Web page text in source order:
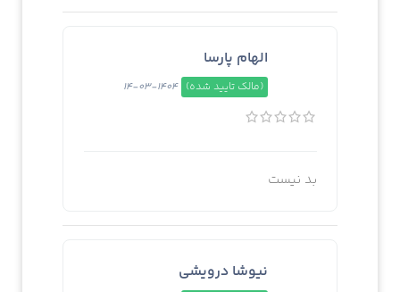
الهام پارسا
(مالک تایید شده) 1404-03-14
بد نیست
نیوشا درویشی